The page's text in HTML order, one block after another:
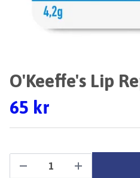
O'Keeffe's Lip
65 kr